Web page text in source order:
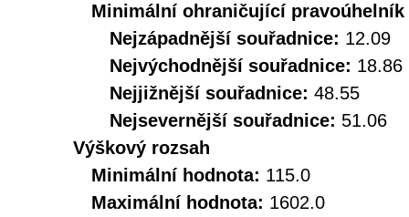
Minimální ohraničující pravoúhelník
Nejzápadnější souřadnice: 12.09
Nejvýchodnější souřadnice: 18.86
Nejjižnější souřadnice: 48.55
Nejsevernější souřadnice: 51.06
Výškový rozsah
Minimální hodnota: 115.0
Maximální hodnota: 1602.0